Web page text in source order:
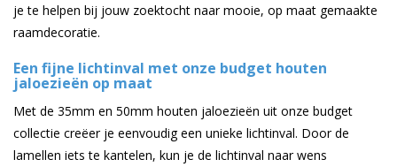
je te helpen bij jouw zoektocht naar mooie, op maat gemaakte
raamdecoratie.
Een fijne lichtinval met onze budget houten
jaloezieën op maat
Met de 35mm en 50mm houten jaloezieën uit onze budget
collectie creëer je eenvoudig een unieke lichtinval. Door de
lamellen iets te kantelen, kun je de lichtinval naar wens